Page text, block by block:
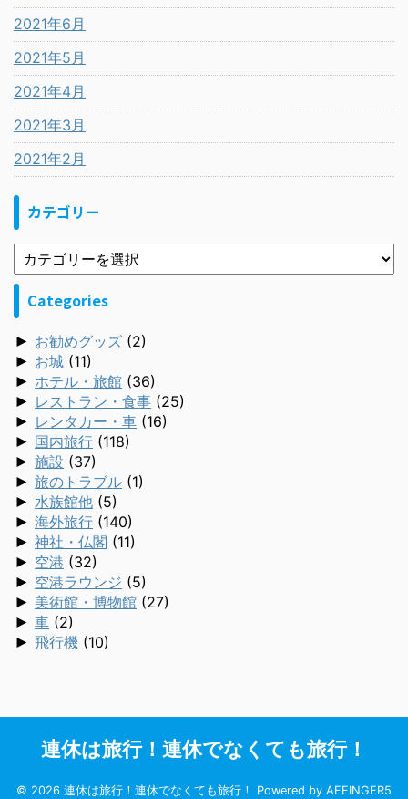
2021年6月
2021年5月
2021年4月
2021年3月
2021年2月
カテゴリー
Categories
► お勧めグッズ (2)
► お城 (11)
► ホテル・旅館 (36)
► レストラン・食事 (25)
► レンタカー・車 (16)
► 国内旅行 (118)
► 施設 (37)
► 旅のトラブル (1)
► 水族館他 (5)
► 海外旅行 (140)
► 神社・仏閣 (11)
► 空港 (32)
► 空港ラウンジ (5)
► 美術館・博物館 (27)
► 車 (2)
► 飛行機 (10)
連休は旅行！連休でなくても旅行！
© 2026 連休は旅行！連休でなくても旅行！ Powered by AFFINGER5